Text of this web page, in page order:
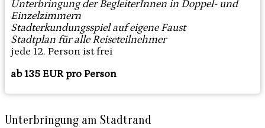
Unterbringung der BegleiterInnen in Doppel- und
Einzelzimmern
Stadterkundungsspiel auf eigene Faust
Stadtplan für alle Reiseteilnehmer
jede 12. Person ist frei
ab 135 EUR pro Person
Unterbringung am Stadtrand